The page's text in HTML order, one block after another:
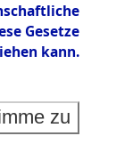
Gesetze
kann.
zu